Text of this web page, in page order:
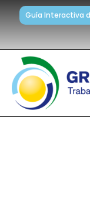
Guía Interactiva